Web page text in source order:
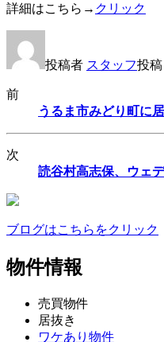
詳細はこちら→ クリック
投稿者 スタッフ投
前
うるま市みどり町に
次
読谷村高志保、ウェ
ブログはこちらをクリック
物件情報
売買物件
居抜き
ワケあり物件